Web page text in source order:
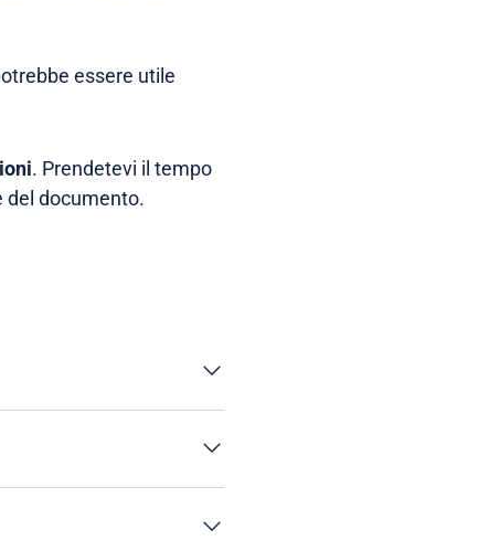
essere utile
. Prendetevi il tempo
del documento.